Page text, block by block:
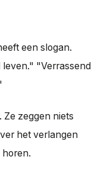
een slogan.
"Verrassend
Ze zeggen niets
het verlangen
horen.